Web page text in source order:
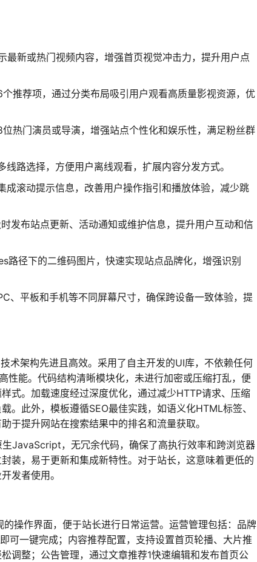
最新或热门视频内容，增强首页视觉冲击力，提升用户点
推荐项，通过分类布局吸引用户观看高质量影视资源，优
热门演员或导演，增强站点个性化和娱乐性，满足粉丝群
路选择，方便用户离线观看，扩展内容分发方式。
成滚动提示信息，改善用户操作指引和播放体验，减少跳
发布站点更新、活动通知或维护信息，提升用户互动和信
路径下的二维码图片，快速实现站点品牌化，增强识别
、平板和手机等不同屏幕尺寸，确保跨设备一致体验，提
术架构先进且高效。采用了自主开发的UI库，不依赖任何
能。代码结构清晰模块化，未进行加密或压缩打乱，便
式。加载速度经过深度优化，通过减少HTTP请求、压缩
。此外，模板遵循SEO最佳实践，如语义化HTML标签、
于提升网站在搜索结果中的排名和流量获取。
JavaScript，无冗余代码，确保了高执行效率和跨浏览器
装，易于更新和集成新特性。对于站长，这意味着更低的
发者使用。
操作界面，便于站长进行日常运营。运营管理包括：品牌
可一键完成；内容推荐配置，支持设置首页轮播、大片推
调整；公告管理，通过文章推荐1快速编辑和发布首页公